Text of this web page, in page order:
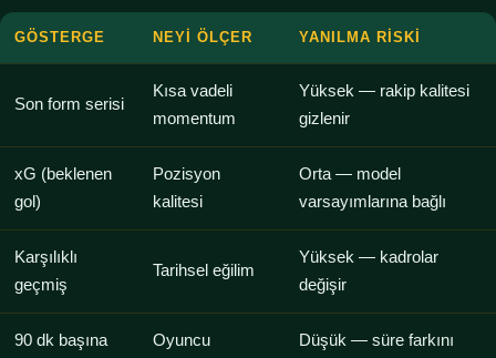
GÖSTERGE NEYI ÖLÇER YANILMA RISKI
Son form serisi
Kısa vadeli
momentum
Yüksek — rakip kalitesi
gizlenir
xG (beklenen
gol)
Pozisyon
kalitesi
Orta — model
varsayımlarına bağlı
Karşılıklı
geçmiş
Tarihsel eğilim
Yüksek — kadrolar
değişir
90 dk başına
Oyuncu
Düşük — süre farkını